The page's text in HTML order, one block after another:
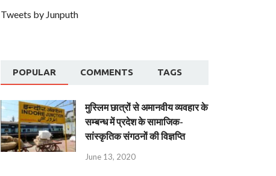
Tweets by Junputh
POPULAR COMMENTS TAGS
मुस्लिम छात्रों से अमानवीय व्यवहार के
सम्बन्ध में प्रदेश के सामाजिक-
सांस्कृतिक संगठनों की विज्ञप्ति
June 13, 2020